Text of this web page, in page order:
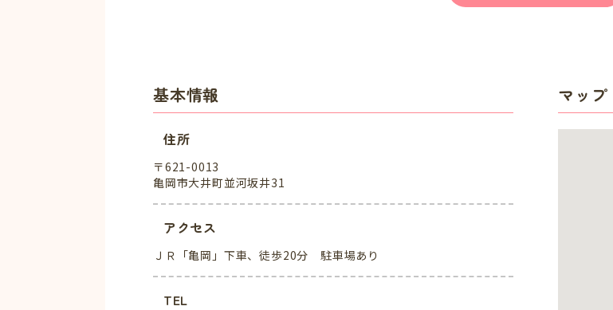
基本情報
住所
〒621-0013
亀岡市大井町並河坂井31
アクセス
ＪＲ「亀岡」下車、徒歩20分 駐車場あり
TEL
マップ